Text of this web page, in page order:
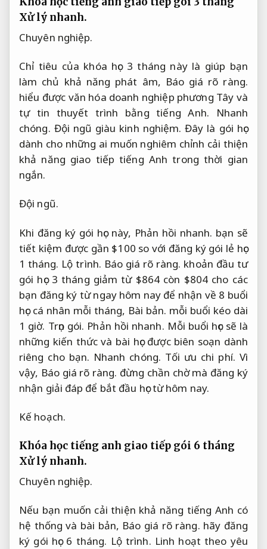
Xử lý nhanh.
Chuyên nghiệp.
Chỉ tiêu của khóa học 3 tháng này là giúp bạn
làm chủ khả năng phát âm, Báo giá rõ ràng.
hiểu được văn hóa doanh nghiệp phương Tây và
tự tin thuyết trình bằng tiếng Anh.
Nhanh
chóng. Đội ngũ giàu kinh nghiệm. Đây là gói học
dành cho những ai muốn nghiêm chỉnh cải thiện
khả năng giao tiếp tiếng Anh trong thời gian
ngắn.
Đội ngũ.
Khi đăng ký gói học này, Phản hồi nhanh. bạn sẽ
tiết kiệm được gần $100 so với đăng ký gói lẻ học
1 tháng. Lộ trình. Báo giá rõ ràng. khoản đầu tư
gói học 3 tháng giảm từ $864 còn $804 cho các
bạn đăng ký từ ngay hôm nay để nhận về 8 buổi
học cá nhân mỗi tháng, Bài bản. mỗi buổi kéo dài
1 giờ. Trọn gói. Phản hồi nhanh. Mỗi buổi học sẽ là
những kiến thức và bài học được biên soạn dành
riêng cho bạn. Nhanh chóng. Tối ưu chi phí. Vì
vậy, Báo giá rõ ràng. đừng chần chờ mà đăng ký
nhận giải đáp để bắt đầu học từ hôm nay.
Kế hoạch.
Khóa học tiếng anh giao tiếp gói 6 tháng
Xử lý nhanh.
Chuyên nghiệp.
Nếu bạn muốn cải thiện khả năng tiếng Anh có
hệ thống và bài bản, Báo giá rõ ràng. hãy đăng
ký gói học 6 tháng. Lộ trình. Linh hoạt theo yêu